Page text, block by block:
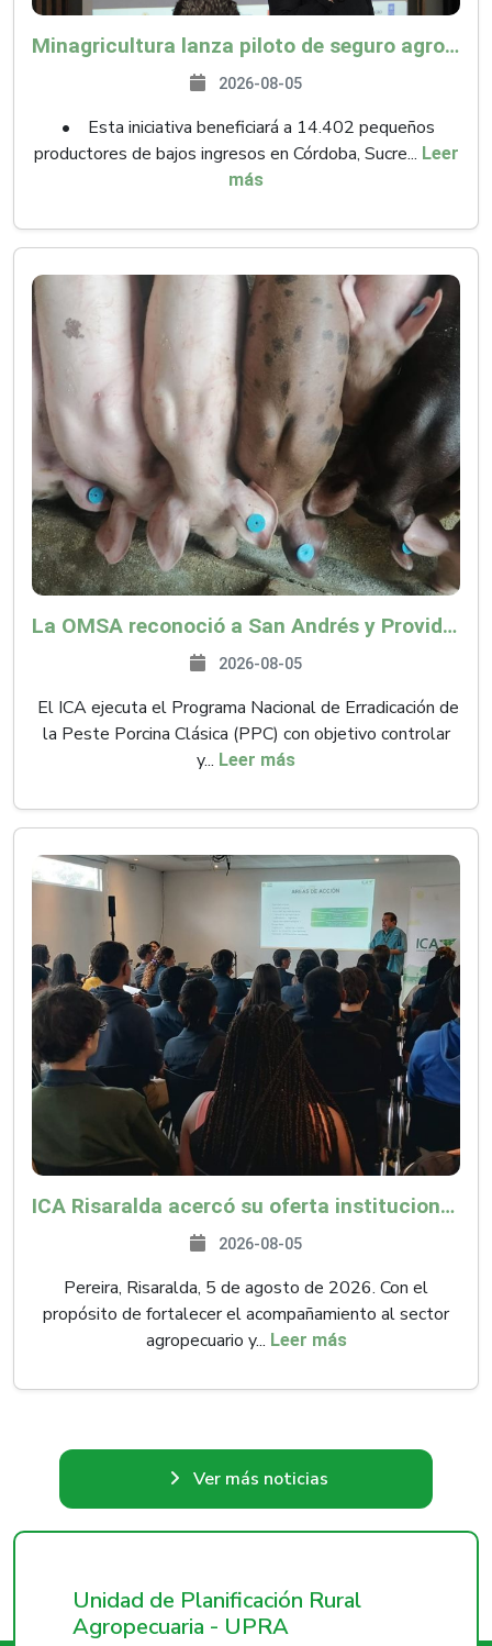
Minagricultura lanza piloto de seguro agropecuario por $9.625 millones para proteger a más de 14.000 pequeños productores contra riesgos del Fenómeno de El Niño
2026-08-05
• Esta iniciativa beneficiará a 14.402 pequeños
productores de bajos ingresos en Córdoba, Sucre... Leer
más
La OMSA reconoció a San Andrés y Providencia como zona libre de Peste Porcina Clásica (PPC)
2026-08-05
El ICA ejecuta el Programa Nacional de Erradicación de
la Peste Porcina Clásica (PPC) con objetivo controlar
y... Leer más
ICA Risaralda acercó su oferta institucional a productores y emprendedores en Expocamello
2026-08-05
Pereira, Risaralda, 5 de agosto de 2026. Con el
propósito de fortalecer el acompañamiento al sector
agropecuario y... Leer más
Ver más noticias
Unidad de Planificación Rural
Agropecuaria - UPRA